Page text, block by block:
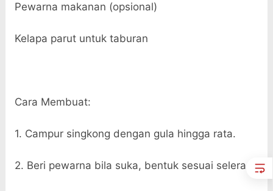
Pewarna makanan (opsional)
Kelapa parut untuk taburan
Cara Membuat:
1. Campur singkong dengan gula hingga rata.
2. Beri pewarna bila suka, bentuk sesuai selera.